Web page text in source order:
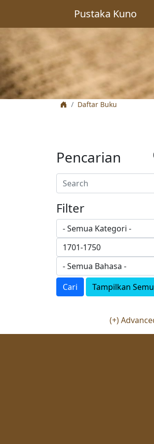
Pustaka Kuno
Daftar Buku
Pencarian
Filter
Cari Tampilkan
(+)